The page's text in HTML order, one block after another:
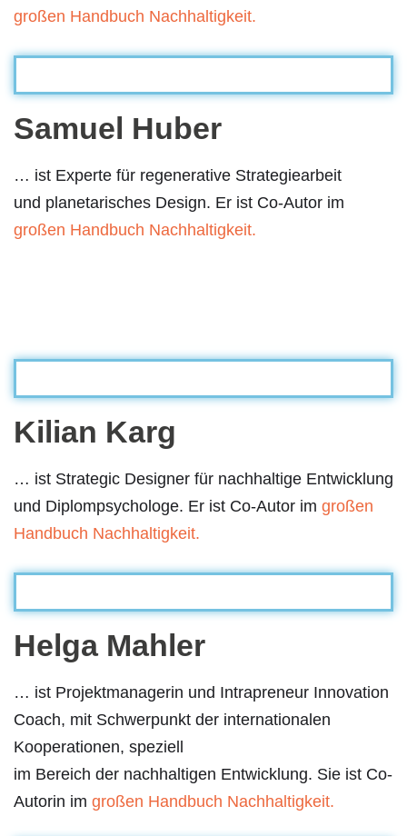
großen Handbuch Nachhaltigkeit.
Samuel Huber
… ist Experte für regenerative Strategiearbeit
und planetarisches Design. Er ist Co-Autor im
großen Handbuch Nachhaltigkeit.
Kilian Karg
… ist Strategic Designer für nachhaltige Entwicklung
und Diplompsychologe. Er ist Co-Autor im großen
Handbuch Nachhaltigkeit.
Helga Mahler
… ist Projektmanagerin und Intrapreneur Innovation
Coach, mit Schwerpunkt der internationalen
Kooperationen, speziell
im Bereich der nachhaltigen Entwicklung. Sie ist Co-
Autorin im großen Handbuch Nachhaltigkeit.